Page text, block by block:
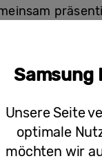
haben,
seine
wir durch
Samsung
Unsere Seite
optimale
möchten wir